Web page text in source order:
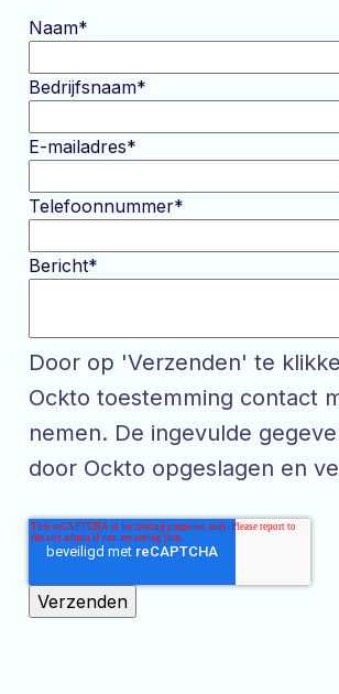
Naam*
Bedrijfsnaam*
E-mailadres*
Telefoonnummer*
Bericht*
Door op 'Verzenden' te
Ockto toestemming contact
nemen. De ingevulde
door Ockto opgeslagen en